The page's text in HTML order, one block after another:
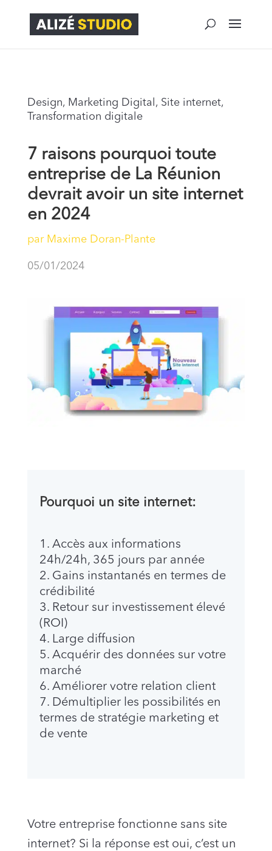
Design, Marketing Digital , Site internet,
Transformation digitale
7 raisons pourquoi toute
entreprise de La Réunion
devrait avoir un site internet
en 2024
par Maxime Doran-Plante
05/01/2024
Pourquoi un site internet:
Accès aux informations
24h/24h, 365 jours par année
Gains instantanés en termes de
crédibilité
Retour sur investissement élevé
(ROI)
Large diffusion
Acquérir des données sur votre
marché
Améliorer votre relation client
Démultiplier les possibilités en
termes de stratégie marketing et
de vente
Votre entreprise fonctionne sans site
internet? Si la réponse est oui, c’est un